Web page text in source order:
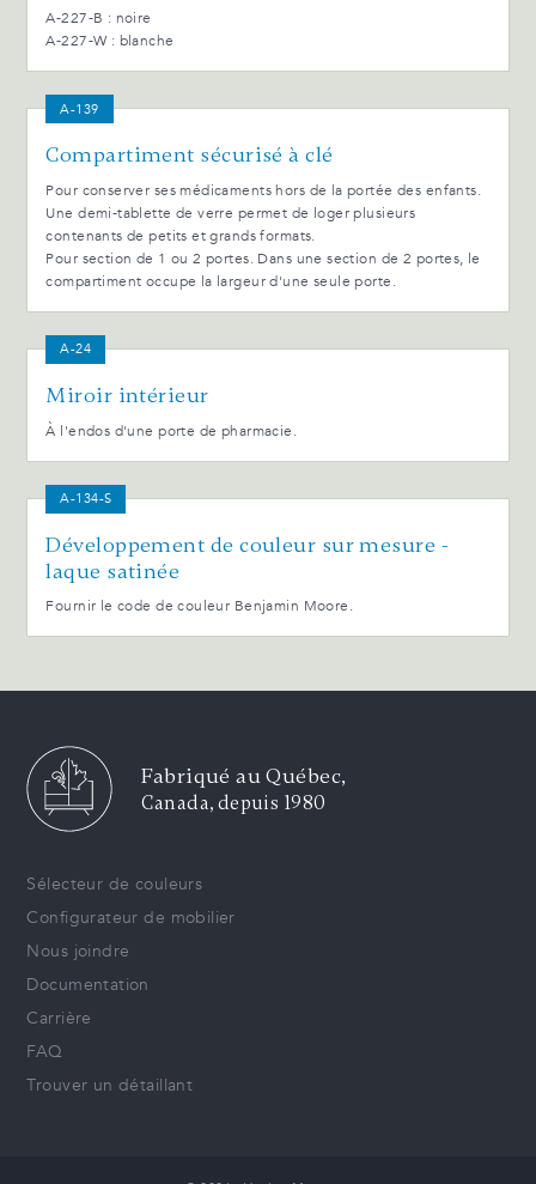
A-227-B : noire
A-227-W : blanche
A-139
Compartiment sécurisé à clé
Pour conserver ses médicaments hors de la portée des enfants.
Une demi-tablette de verre permet de loger plusieurs
contenants de petits et grands formats.
Pour section de 1 ou 2 portes. Dans une section de 2 portes, le
compartiment occupe la largeur d'une seule porte.
A-24
Miroir intérieur
À l'endos d'une porte de pharmacie.
A-134-S
Développement de couleur sur mesure -
laque satinée
Fournir le code de couleur Benjamin Moore.
Fabriqué au Québec,
Canada, depuis 1980
Sélecteur de couleurs
Configurateur de mobilier
Nous joindre
Documentation
Carrière
FAQ
Trouver un détaillant